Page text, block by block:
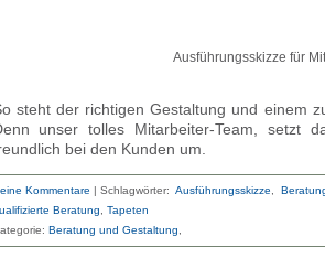
Ausführungsskizze für
steht der richtigen Gestaltung und einem
unser tolles Mitarbeiter-Team, setzt
bei den Kunden um.
Kommentare | Schlagwörter: Ausführungsskizze ,
Beratung
Tapeten
Beratung und Gestaltung